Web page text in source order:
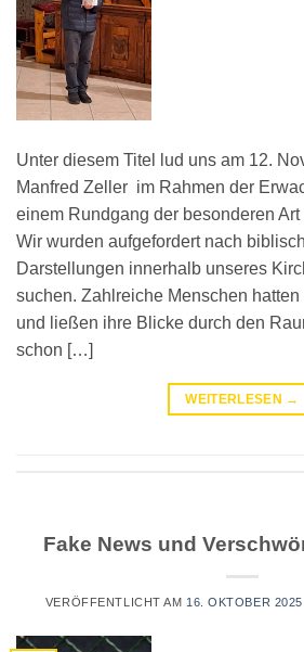
Unter diesem Titel lud uns am 12.
Manfred Zeller im Rahmen der
einem Rundgang der besonderen
Wir wurden aufgefordert nach
Darstellungen innerhalb unseres
suchen. Zahlreiche Menschen
und ließen ihre Blicke durch den
schon […]
WEITERLESEN →
Fake News und
VERÖFFENTLICHT AM 16. OKTOBER 2025